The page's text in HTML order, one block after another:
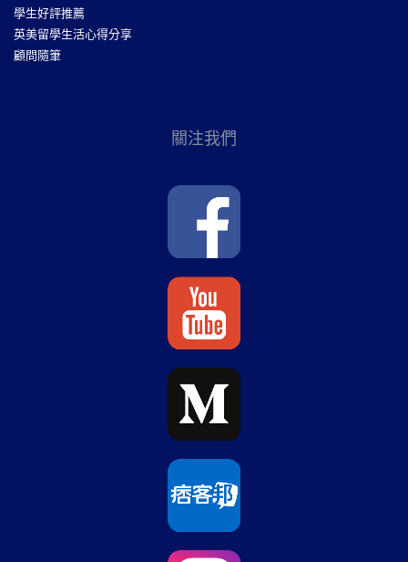
學生好評推薦
英美留學生活心得分享
顧問隨筆
關注我們